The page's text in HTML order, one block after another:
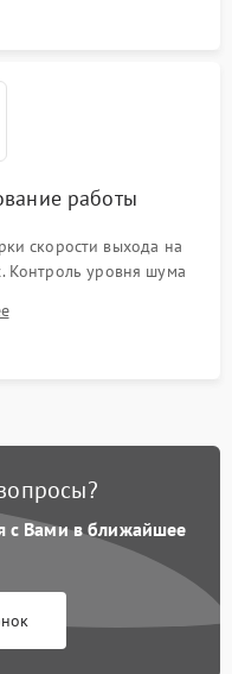
работы
скорости выхода на
Контроль уровня шума
стенок и корректного
оттайки.
с Вами в ближайшее